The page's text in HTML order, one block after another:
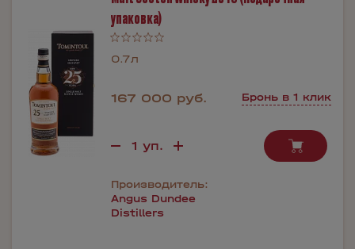
упаковка)
0.7л
167 000 руб. Бронь в 1 клик
Производитель:
Angus Dundee
Distillers